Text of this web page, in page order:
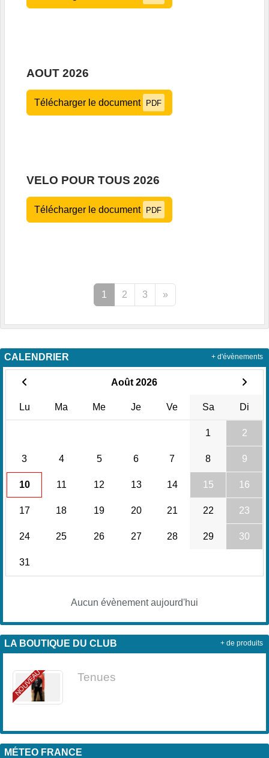
AOUT 2026
Télécharger le document PDF
VELO POUR TOUS 2026
Télécharger le document PDF
1 2 3 »
CALENDRIER
Août 2026
Lu Ma Me Je Ve Sa Di
1 2
3 4 5 6 7 8 9
10 11 12 13 14 15 16
17 18 19 20 21 22 23
24 25 26 27 28 29 30
31
Aucun évènement aujourd'hui
+ d'évènements
LA BOUTIQUE DU CLUB
NOUVEAU Tenues
+ de produits
MÉTEO FRANCE